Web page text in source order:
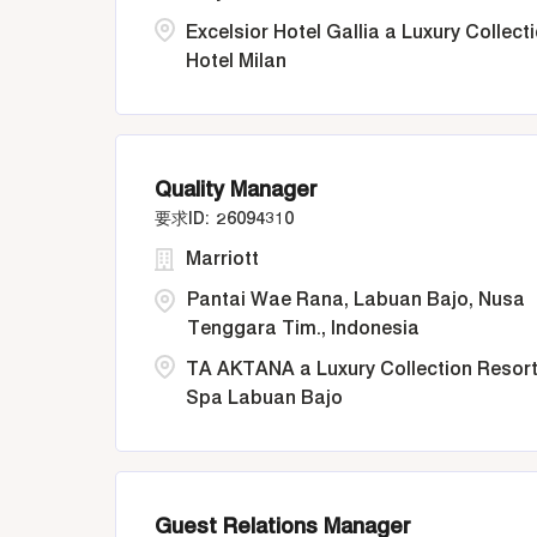
Excelsior Hotel Gallia a Luxury
Hotel Milan
Quality Manager
26094310
Pantai Wae Rana, Labuan Bajo, Nusa
Tenggara Tim., Indonesia
Marriott
TA AKTANA a Luxury Collection
Spa Labuan Bajo
Guest Relations Manager